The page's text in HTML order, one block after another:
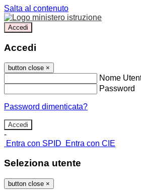
Salta al contenuto
Accedi
Accedi
button close ×
Nome
Password
Password dimenticata?
-
Entra con SPID
Entra con CIE
Seleziona utente
button close ×